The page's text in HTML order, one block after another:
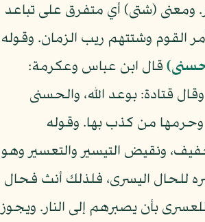
(شتى) أي متفرق على تباعد
القوم وشتتهم ريب الزمان. وقوله
قال ابن عباس وعكرمة:
قتادة: بوعد الله، والحسنى
وحرمها من كذب بها. وقوله
ونقيض التيسير والتعسير وهو
للحال اليسرى، فلذلك أنث فحال
بأن يصبرهم إلى النار. ويجوز